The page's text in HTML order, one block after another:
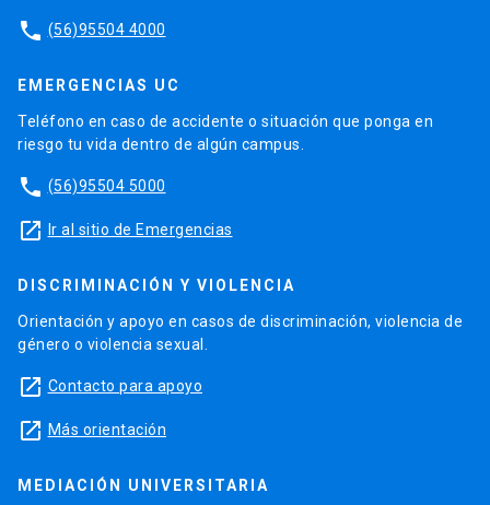
phone (56)95504 4000
EMERGENCIAS UC
Teléfono en caso de accidente o situación que ponga en
riesgo tu vida dentro de algún campus.
phone (56)95504 5000
launch Ir al sitio de Emergencias
DISCRIMINACIÓN Y VIOLENCIA
Orientación y apoyo en casos de discriminación, violencia de
género o violencia sexual.
launch Contacto para apoyo
launch Más orientación
MEDIACIÓN UNIVERSITARIA